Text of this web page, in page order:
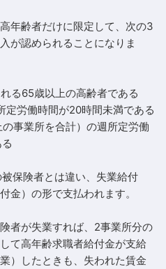
年齢者だけに限定して、次の3
が認められることになりま
る65歳以上の高齢者である
定労働時間が20時間未満である
事業所を合計）の週所定労働
保険者とは違い、失業給付
金）の形で支払われます。
者が失業すれば、2事業所分の
て高年齢求職者給付金が支給
）したときも、失われた賃金